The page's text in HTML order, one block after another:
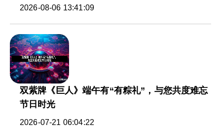
2026-08-06 13:41:09
双紫牌《巨人》端午有“有粽礼”，与您共度难忘
节日时光
2026-07-21 06:04:22